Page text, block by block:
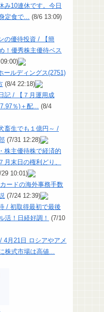
み10連休です。今日
定食で...
(8/6 13:09)
の優待投資 / 【簡
！優秀株主優待ベス
ールディングス(2751)
(8/4 22:18)
記 / 【７月運用成
％)＋配...
(8/4
生でも１億円～ /
(7/31 12:28)
株主優待株で経済的
末日の権利どり、
29 10:01)
ードの海外事務手数
(7/24 12:39)
/ 初取得最初で最後
活！日経好調！
(7/10
4月21日 ロシアやアメ
株式市場は高値...